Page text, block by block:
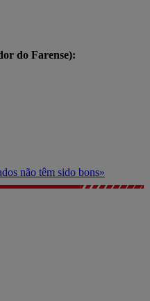
do Farense):
não têm sido bons»